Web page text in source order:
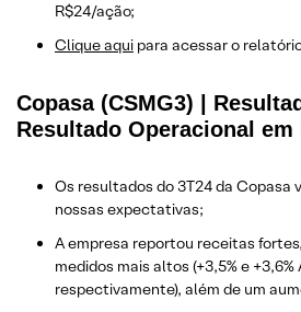
R$24/ação;
Clique aqui para acessar o
Copasa (CSMG3) |
Resultado Operacional
Os resultados do 3T24 da Copasa
nossas expectativas;
A empresa reportou receitas
medidos mais altos (+3,5% e
respectivamente), além de um